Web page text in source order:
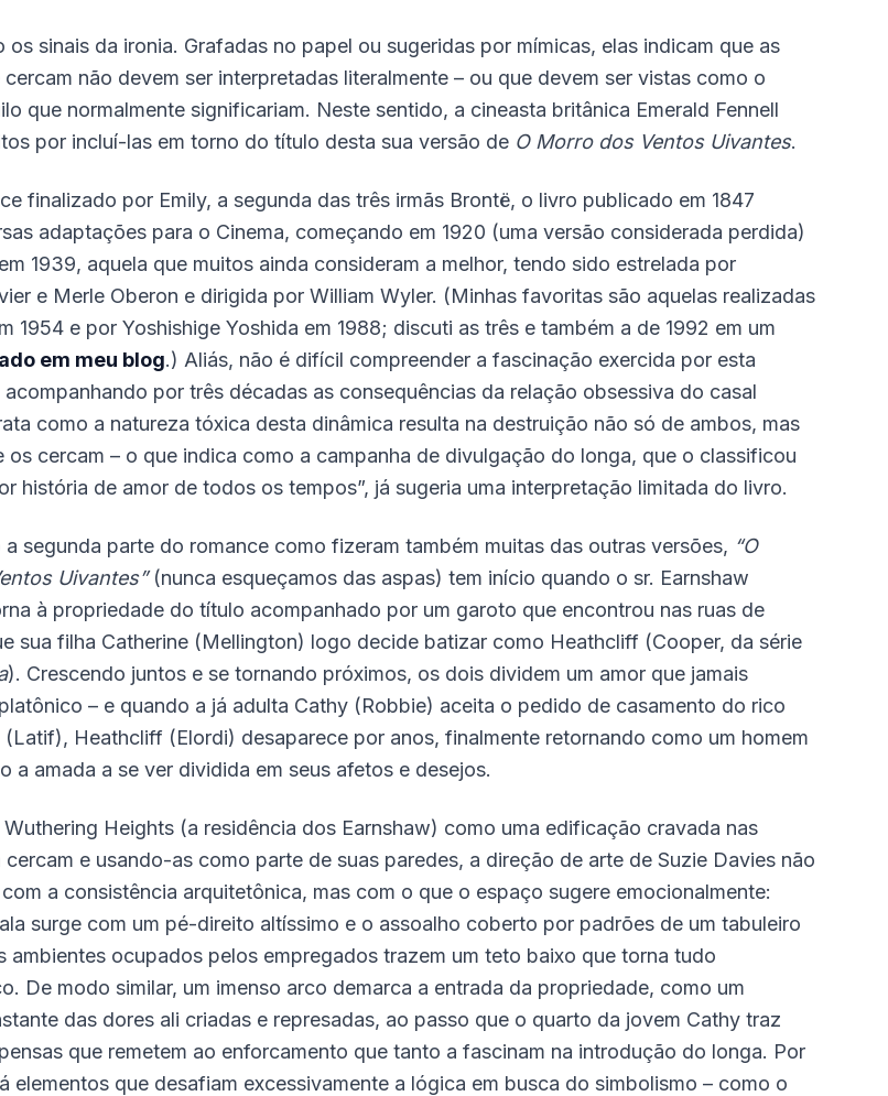
os sinais da ironia. Grafadas no papel ou sugeridas por mímicas, elas indicam que as
não devem ser interpretadas literalmente – ou que devem ser vistas como o
que normalmente significariam. Neste sentido, a cineasta britânica Emerald Fennell
por incluí-las em torno do título desta sua versão de O Morro dos Ventos Uivantes.
finalizado por Emily, a segunda das três irmãs Brontë, o livro publicado em 1847
adaptações para o Cinema, começando em 1920 (uma versão considerada perdida)
1939, aquela que muitos ainda consideram a melhor, tendo sido estrelada por
e Merle Oberon e dirigida por William Wyler. (Minhas favoritas são aquelas realizadas
1954 e por Yoshishige Yoshida em 1988; discuti as três e também a de 1992 em um
em meu blog.) Aliás, não é difícil compreender a fascinação exercida por esta
acompanhando por três décadas as consequências da relação obsessiva do casal
como a natureza tóxica desta dinâmica resulta na destruição não só de ambos, mas
os cercam – o que indica como a campanha de divulgação do longa, que o classificou
história de amor de todos os tempos”, já sugeria uma interpretação limitada do livro.
a segunda parte do romance como fizeram também muitas das outras versões, “O
Uivantes”(nunca esqueçamos das aspas) tem início quando o sr. Earnshaw
à propriedade do título acompanhado por um garoto que encontrou nas ruas de
sua filha Catherine (Mellington) logo decide batizar como Heathcliff (Cooper, da série
). Crescendo juntos e se tornando próximos, os dois dividem um amor que jamais
– e quando a já adulta Cathy (Robbie) aceita o pedido de casamento do rico
(Latif), Heathcliff (Elordi) desaparece por anos, finalmente retornando como um homem
a amada a se ver dividida em seus afetos e desejos.
Heights (a residência dos Earnshaw) como uma edificação cravada nas
cercam e usando-as como parte de suas paredes, a direção de arte de Suzie Davies não
a consistência arquitetônica, mas com o que o espaço sugere emocionalmente:
surge com um pé-direito altíssimo e o assoalho coberto por padrões de um tabuleiro
ambientes ocupados pelos empregados trazem um teto baixo que torna tudo
De modo similar, um imenso arco demarca a entrada da propriedade, como um
das dores ali criadas e represadas, ao passo que o quarto da jovem Cathy traz
que remetem ao enforcamento que tanto a fascinam na introdução do longa. Por
elementos que desafiam excessivamente a lógica em busca do simbolismo – como o